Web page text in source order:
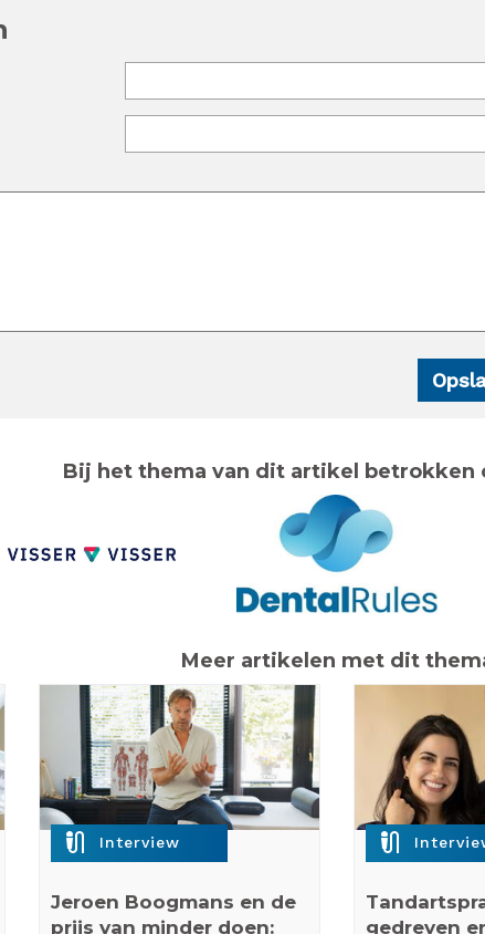
Bij het thema van dit artikel betrokken
Meer artikelen met dit
mic_external_on Interview
Jeroen Boogmans en de
prijs van minder doen:
mic_external_on
gedreven